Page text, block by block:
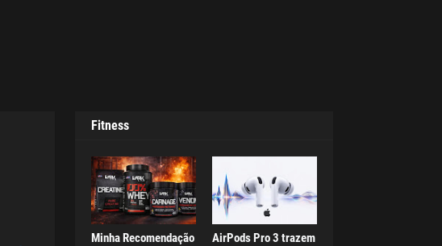
Fitness
Minha Recomendação
AirPods Pro 3 trazem